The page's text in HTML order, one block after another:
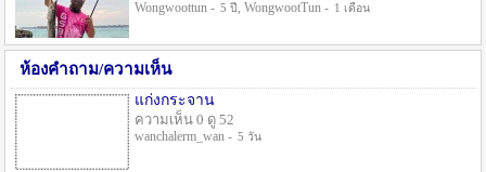
Wongwoottun - 5 ปี , WongwootTun - 1 เดือน
ห้องคำถาม/ความเห็น
แก่งกระจาน
ความเห็น 0 ดู 52
wanchalerm_wan - 5 วัน